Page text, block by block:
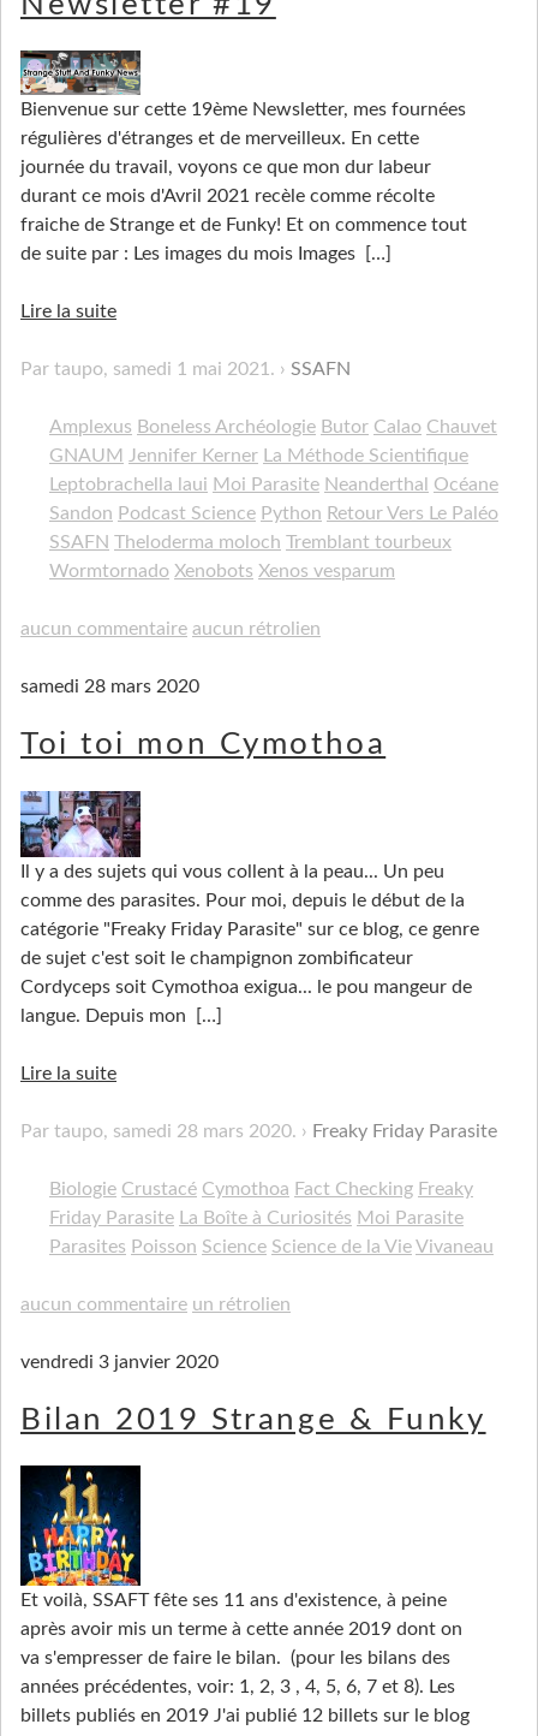
Bienvenue sur cette 19ème Newsletter, mes fournées
régulières d'étranges et de merveilleux. En cette
journée du travail, voyons ce que mon dur labeur
durant ce mois d'Avril 2021 recèle comme récolte
fraiche de Strange et de Funky! Et on commence tout
de suite par : Les images du mois Images
[…]
Lire la suite
Par taupo, samedi 1 mai 2021 . SSAFN
Amplexus Boneless Archéologie Butor Calao Chauvet
GNAUM
Jennifer Kerner
La Méthode Scientifique
Leptobrachella laui Moi Parasite Neanderthal
Océane
Sandon Podcast Science Python Retour Vers Le Paléo
SSAFN Theloderma moloch Tremblant tourbeux
Wormtornado Xenobots Xenos vesparum
aucun commentaire aucun rétrolien
samedi 28 mars 2020
Toi toi mon Cymothoa
Il y a des sujets qui vous collent à la peau... Un peu
comme des parasites. Pour moi, depuis le début de la
catégorie "Freaky Friday Parasite" sur ce blog, ce genre
de sujet c'est soit le champignon zombificateur
Cordyceps soit Cymothoa exigua... le pou mangeur de
langue. Depuis mon
[…]
Lire la suite
Par taupo, samedi 28 mars 2020. Freaky Friday Parasite
Biologie Crustacé Cymothoa Fact Checking Freaky
Friday Parasite
La Boîte à Curiosités Moi Parasite
Parasites Poisson Science Science de la VieVivaneau
aucun commentaire un rétrolien
vendredi 3 janvier 2020
Bilan 2019 Strange & Funky
Et voilà, SSAFT fête ses 11 ans d'existence, à peine
après avoir mis un terme à cette année 2019 dont on
va s'empresser de faire le bilan. (pour les bilans des
années précédentes, voir: 1, 2, 3 , 4, 5, 6, 7 et 8). Les
billets publiés en 2019 J'ai publié 12 billets sur le blog